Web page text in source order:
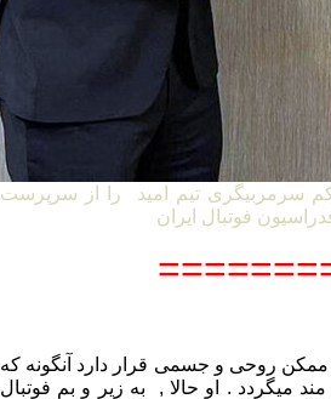
سرمربیگری تیم امید را از سرپرست
شرایط ممکن روحی و جسمی قرار دارد آنگونه که
میگردد . او حالا , به زیر و بم فوتبال